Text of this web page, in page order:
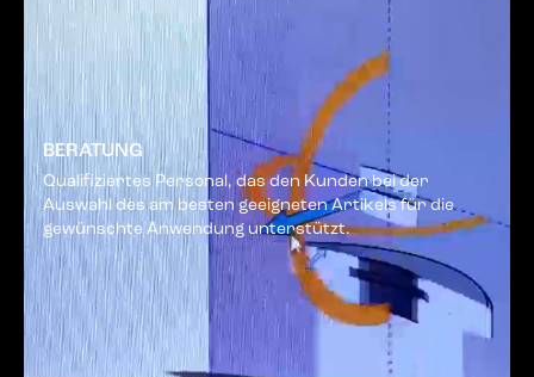
BERATUNG
Qualifiziertes Personal, das den Kunden bei der
Auswahl des am besten geeigneten Artikels für die
gewünschte Anwendung unterstützt.